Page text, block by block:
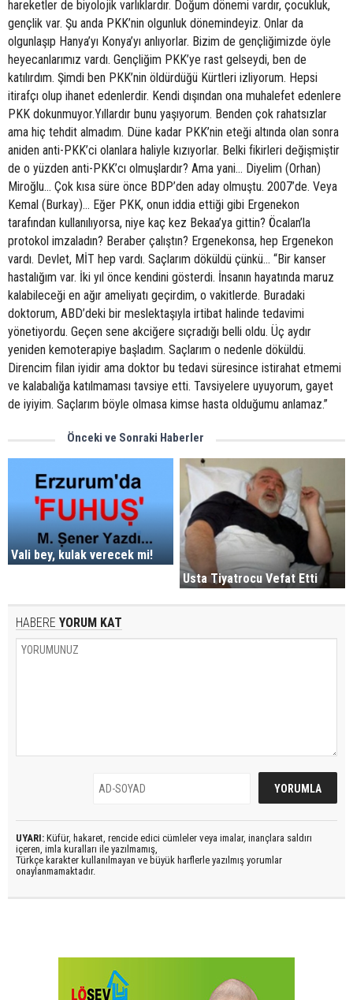
Önceki ve Sonraki Haberler
Vali bey, kulak verecek mi!
Usta Tiyatrocu Vefat Etti
HABERE YORUM KAT
UYARI: Küfür, hakaret, rencide edici cümleler veya imalar, inançlara saldırı
içeren, imla kuralları ile yazılmamış,
Türkçe karakter kullanılmayan ve büyük harflerle yazılmış yorumlar
onaylanmamaktadır.